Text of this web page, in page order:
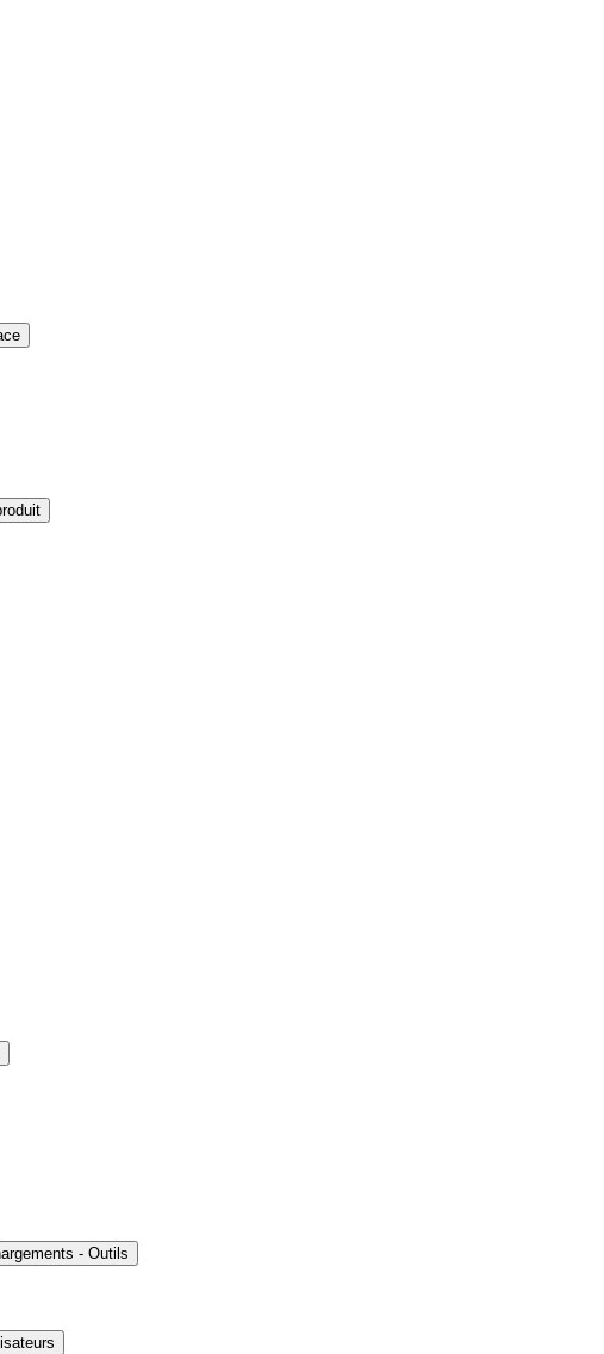
- Outils